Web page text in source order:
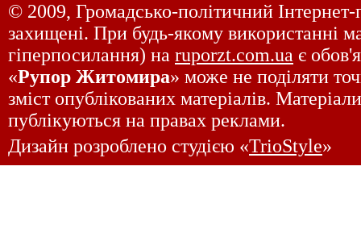
© 2009, Громадсько-політичний Інтернет-
захищені. При будь-якому використанні
гіперпосилання) на ruporzt.com.ua є
«Рупор Житомира» може не поділяти
зміст опублікованих матеріалів.
публікуються на правах реклами.
Дизайн розроблено студією «TrioStyle»